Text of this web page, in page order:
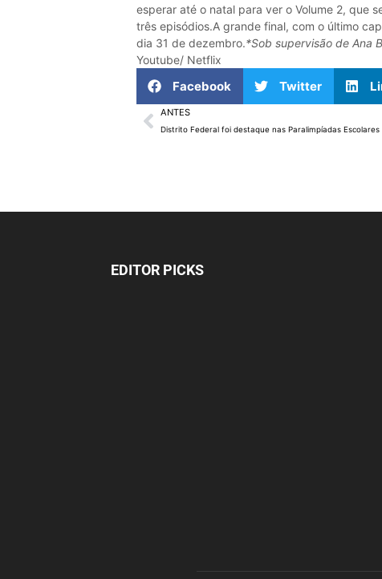
esperar até o natal para ver o Volume 2, que
três episódios.A grande final, com o último
dia 31 de dezembro.*Sob supervisão de Ana
Youtube/ Netflix
Facebook Twitter
ANTES
Distrito Federal foi destaque nas Paralimpíadas Escolares
EDITOR PICKS